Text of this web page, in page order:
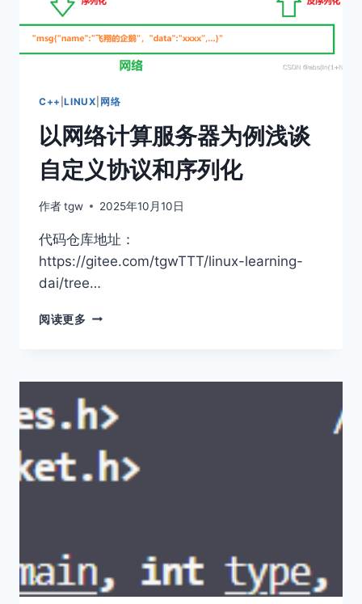
C++ |LINUX 网络
以网络计算服务器为例浅谈
自定义协议和序列化
作者tgw 2025年10月10日
代码仓库地址：
https://gitee.com/tgwTTT/linux-learning-
dai/tree…
阅读更多 以
算
服
务
器
为
浅
协
议